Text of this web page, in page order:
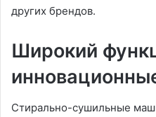
других брендов.
Широкий
Стирально-сушильные